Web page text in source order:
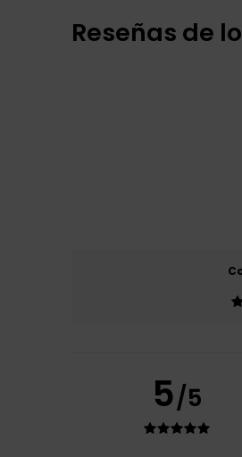
Reseñas de
5/5